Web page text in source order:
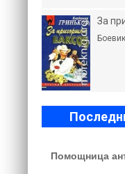
За
Боевик
Помощница